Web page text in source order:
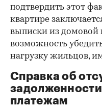
подтвердить этот
квартире
выписки из домовой
возможность
нагрузку жильцов,
Справка об
платежам